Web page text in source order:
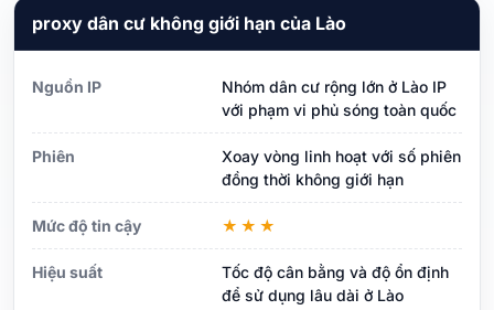
proxy dân cư không giới hạn của Lào
Nguồn IP
Nhóm dân cư rộng lớn ở Lào IP
với phạm vi phủ sóng toàn quốc
Phiên
Xoay vòng linh hoạt với số phiên
đồng thời không giới hạn
Mức độ tin cậy ★★★
Hiệu suất
Tốc độ cân bằng và độ ổn định
để sử dụng lâu dài ở Lào